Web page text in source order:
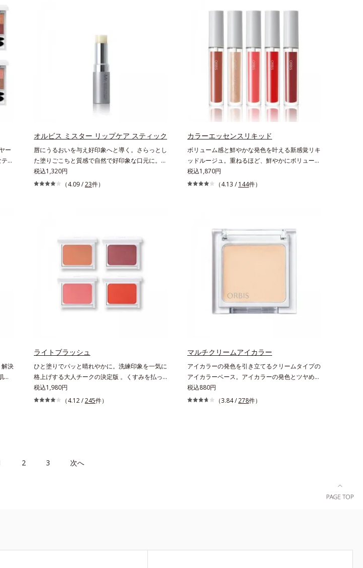
性
カ
を
フ
色
美しく魅せながらケアします。マスクに色移りし
にくいので、気兼ねなく使えます。口紅の下地と
様々な肌印象の男性に幅広く使っていただける色
設計を採用しており、明るめ～標準的な肌印象の
方用の01は、普段スキンケアをしっかり行って
いる美容本格派の男性にもおススメです。一方
に比べて顔色がさえないと感じる大人の男性に、
マイナス年齢を叶えるアイテムとしておススメで
す。* うるおいを与える保湿成分【ご使用方
法】・スキンケアの後、適量（直径1cm程度の
す。・オルビス ミスター ベースカラー コントロ
ーラー ハイカバータイプはクレンジングによる
洗顔が必要です。※衣服につかないようにご注意
ください。衣服に色がついた場合は、すぐに洗剤
ー
ク
る
オルビス ミスター リップケア スティック
唇にうるおいを与え好印象へと導く。さらっとし
た塗りごこちと質感で自然で好印象な口元に。さ
らっとした軽やかな塗りごこちでありながらも、
唇にうるおいを与える「モイストキープ処方」採
た「MULTI-３※」を配合。さらに、ミツロウ、
を与えます。※センブリエキス、ビワ葉エキス、
カミツレ花エキス：唇にうるおいを与える保湿成
税込1,320円
（4.09 /23件）
カラーエッセンスリキッド
ボリューム感と鮮やかな発色を叶える新感覚リキ
ッドルージュ。重ねるほど、鮮やかにボリューミ
ーに。1本で美しい仕上がりを叶えるリキッドル
ージュです。唇の凹凸を均一にカバーしツヤを与
つけたての鮮やかな発色を両立します。マスクオ
フの瞬間も、ハッと目を惹く唇に。* シリカ、水
税込1,870円
（4.13 / 144件）
解決
の
シ
を
躍
ライトブラッシュ
ひと塗りでパッと晴れやかに。洗練印象を一気に
格上げする大人チークの決定版 。くすみを払っ
て美肌に見せ、透け感のある自然な色づきでイキ
イキした表情が際立つチークです。光を調整して
ィット感がUP。ひと塗りでパッと晴れやかな表
税込1,980円
（4.12 /245件）
マルチクリームアイカラー
アイカラーの発色を引き立てるクリームタイプの
アイカラーベース。アイカラーの発色とツヤめき
を最大限に引き立てる、クリームタイプのアイカ
ラーベースです。アイカラーのベースに仕込め
税込880円
（3.84 /278件）
2 3 次へ